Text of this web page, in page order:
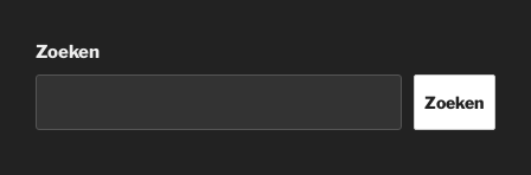
Zoeken
Zoeken